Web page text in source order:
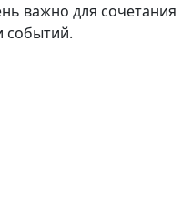
важно для сочетания
событий.